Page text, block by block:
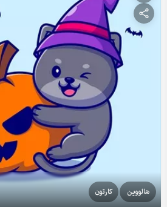
هالووین کارتون